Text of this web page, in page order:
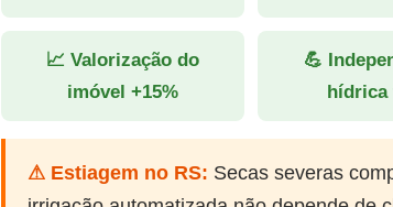
📈 Valorização do
imóvel +15%
💪
hídrica
⚠ Estiagem no RS: Secas severas